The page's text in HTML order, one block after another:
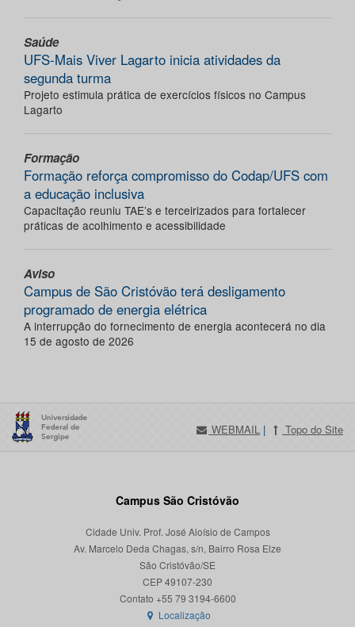
Saúde
UFS-Mais Viver Lagarto inicia atividades da
segunda turma
Projeto estimula prática de exercícios físicos no Campus
Lagarto
Formação
Formação reforça compromisso do Codap/UFS com
a educação inclusiva
Capacitação reuniu TAE’s e terceirizados para fortalecer
práticas de acolhimento e acessibilidade
Aviso
Campus de São Cristóvão terá desligamento
programado de energia elétrica
A interrupção do fornecimento de energia acontecerá no dia
15 de agosto de 2026
WEBMAIL | Topo do Site
Campus São Cristóvão
Cidade Univ. Prof. José Aloísio de Campos
Av. Marcelo Deda Chagas, s/n, Bairro Rosa Elze
São Cristóvão/SE
CEP 49107-230
Localização